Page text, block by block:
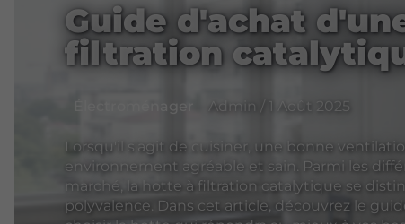
Guide d'achat
filtration
Admin / 1 Août 2025
Lorsqu'il s'agit de cuisiner, une bonne
environnement agréable et sain. Parmi les
marché, la hotte à filtration catalytique se
polyvalence. Dans cet article, découvrez le